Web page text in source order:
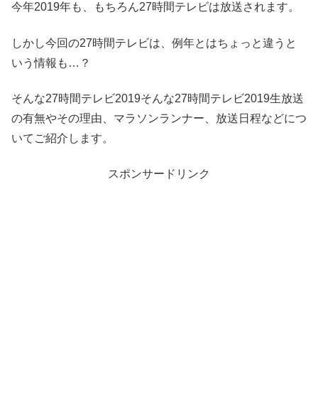
今年2019年も、もちろん27時間テレビは放送されます。
しかし今回の27時間テレビは、例年とはちょっと違うと
いう情報も…？
そんな27時間テレビ2019そんな27時間テレビ2019生放送
の有無やその理由、マラソンランナー、放送日程などにつ
いてご紹介します。
スポンサードリンク